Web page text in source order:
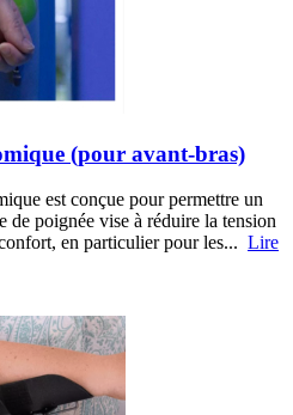
(pour avant-bras)
est conçue pour permettre un
de poignée vise à réduire la tension
en particulier pour les... Lire